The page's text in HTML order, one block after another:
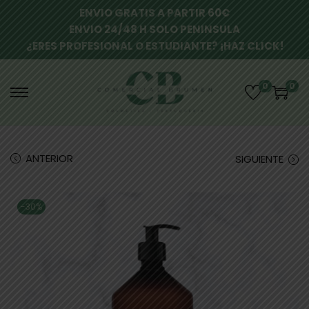
ENVIO GRATIS A PARTIR 60€
ENVIO 24/48 H SOLO PENINSULA
¿ERES PROFESIONAL O ESTUDIANTE? ¡HAZ CLICK!
0 0
ANTERIOR SIGUIENTE
-30%